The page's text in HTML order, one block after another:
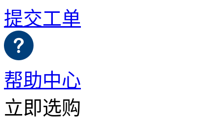
提交工单
帮助中心
立即选购